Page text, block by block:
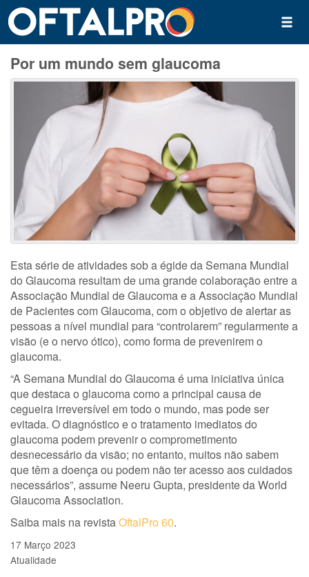
Por um mundo sem glaucoma
Esta série de atividades sob a égide da Semana Mundial
do Glaucoma resultam de uma grande colaboração entre a
Associação Mundial de Glaucoma e a Associação Mundial
de Pacientes com Glaucoma, com o objetivo de alertar as
pessoas a nível mundial para “controlarem” regularmente a
visão (e o nervo ótico), como forma de prevenirem o
glaucoma.
“A Semana Mundial do Glaucoma é uma iniciativa única
que destaca o glaucoma como a principal causa de
cegueira irreversível em todo o mundo, mas pode ser
evitada. O diagnóstico e o tratamento imediatos do
glaucoma podem prevenir o comprometimento
desnecessário da visão; no entanto, muitos não sabem
que têm a doença ou podem não ter acesso aos cuidados
necessários”, assume Neeru Gupta, presidente da World
Glaucoma Association.
Saiba mais na revistaOftalPro 60.
17 Março 2023
Atualidade